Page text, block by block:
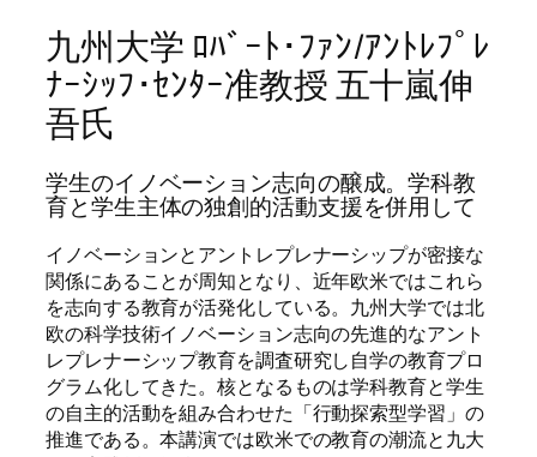
九州大学 ﾛﾊﾞｰﾄ･ﾌｧﾝ/ｱﾝﾄﾚﾌﾟﾚ
ﾅｰｼｯﾌ･ｾﾝﾀｰ准教授 五十嵐伸
吾氏
学生のイノベーション志向の醸成。学科教
育と学生主体の独創的活動支援を併用して
イノベーションとアントレプレナーシップが密接な
関係にあることが周知となり、近年欧米ではこれら
を志向する教育が活発化している。九州大学では北
欧の科学技術イノベーション志向の先進的なアント
レプレナーシップ教育を調査研究し自学の教育プロ
グラム化してきた。核となるものは学科教育と学生
の自主的活動を組み合わせた「行動探索型学習」の
推進である。本講演では欧米での教育の潮流と九大